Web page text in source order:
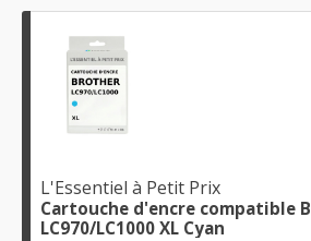
L'Essentiel à Petit Prix
Cartouche d'encre compatible
LC970/LC1000 XL Cyan